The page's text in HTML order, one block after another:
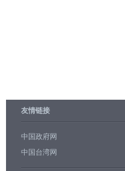
友情链接
中国政府网
中国台湾网